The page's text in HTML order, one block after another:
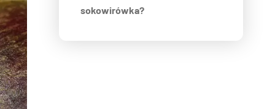
sokowirówka?